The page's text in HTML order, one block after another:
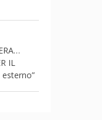
IL
esterno”